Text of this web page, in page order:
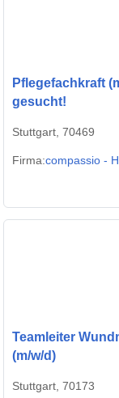
Pflegefachkraft
gesucht!
Stuttgart, 70469
Firma:compassio -
Teamleiter
(m/w/d)
Stuttgart, 70173